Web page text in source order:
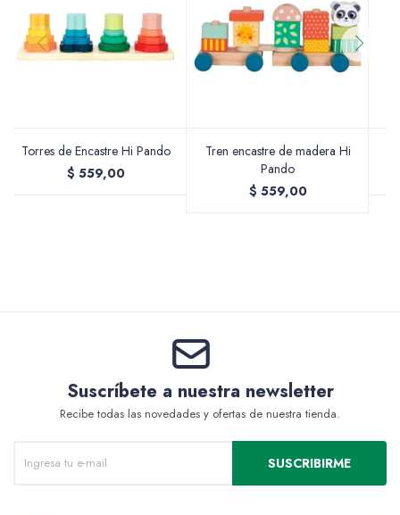
Torres de Encastre Hi Pando
$ 559,00
Tren encastre de madera Hi
Pando
$ 559,00
Suscríbete a nuestra newsletter
Recibe todas las novedades y ofertas de nuestra tienda.
SUSCRIBIRME
Accesorios